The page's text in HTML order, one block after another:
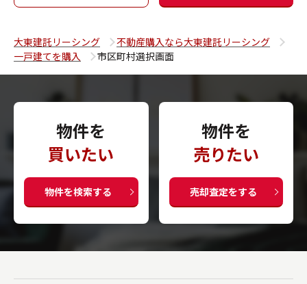
大東建託リーシング
不動産購入なら大東建託リーシング
一戸建てを購入
市区町村選択画面
物件を
買いたい
物件を検索する
物件を
売りたい
売却査定をする